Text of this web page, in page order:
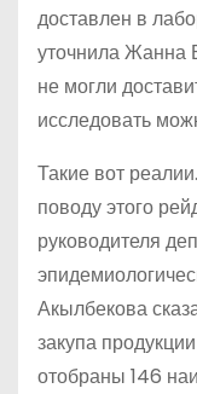
доставлен в
уточнила Жанна
не могли
исследовать
Такие вот
поводу этого
руководителя
Акылбекова
закупа
отобраны 146